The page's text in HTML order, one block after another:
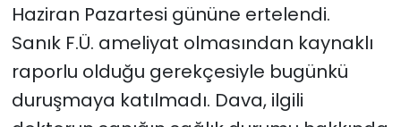
Haziran Pazartesi gününe ertelendi.
Sanık F.Ü. ameliyat olmasından kaynaklı
raporlu olduğu gerekçesiyle bugünkü
duruşmaya katılmadı. Dava, ilgili
Yazarlar